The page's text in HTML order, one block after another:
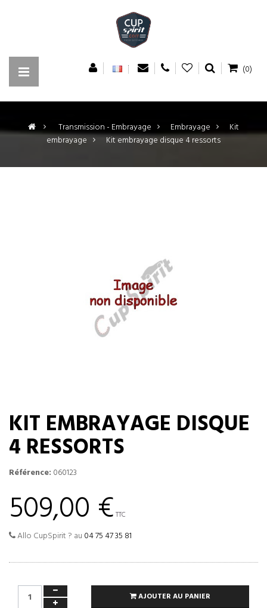
(0)
> Transmission - Embrayage > Embrayage >
Kit
embrayage > Kit embrayage disque 4 ressorts
KIT EMBRAYAGE DISQUE
4 RESSORTS
Référence: 060123
509,00 € TTC
Allo CupSpirit ? au 04 75 47 35 81
AJOUTER AU PANIER